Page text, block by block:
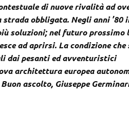
di nuove rivalità ad
obbligata. Negli anni ’80
soluzioni; nel futuro prossimo
ad aprirsi. La condizione che
dai pesanti ed avventuristici
architettura europea
ascolto, Giuseppe